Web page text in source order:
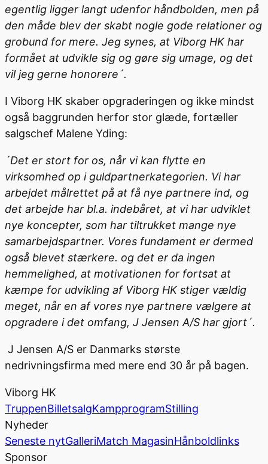
egentlig ligger langt udenfor håndbolden, men på
den måde blev der skabt nogle gode relationer og
grobund for mere. Jeg synes, at Viborg HK har
formået at udvikle sig og gøre sig umage, og det
vil jeg gerne honorere´.
I Viborg HK skaber opgraderingen og ikke mindst
også baggrunden herfor stor glæde, fortæller
salgschef Malene Yding:
´Det er stort for os, når vi kan flytte en
virksomhed op i guldpartnerkategorien. Vi har
arbejdet målrettet på at få nye partnere ind, og
det arbejde har bl.a. indebåret, at vi har udviklet
nye koncepter, som har tiltrukket mange nye
samarbejdspartner. Vores fundament er dermed
også blevet stærkere. og det er da ingen
hemmelighed, at motivationen for fortsat at
kæmpe for udvikling af Viborg HK stiger vældig
meget, når en af vores nye partnere vælgere at
opgradere i det omfang, J Jensen A/S har gjort´.
J Jensen A/S er Danmarks største
nedrivningsfirma med mere end 30 år på bagen.
Viborg HK
TruppenBilletsalgKampprogramStilling
Nyheder
Seneste nytGalleriMatch MagasinHånboldlinks
Sponsor